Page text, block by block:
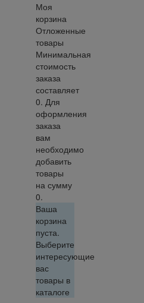
Моя
корзина
Отложенные
товары
Минимальная
стоимость
заказа
составляет
0. Для
оформления
заказа
вам
необходимо
добавить
товары
на сумму
0.
Ваша
корзина
пуста.
Выберите
интересующие
вас
товары в
каталоге